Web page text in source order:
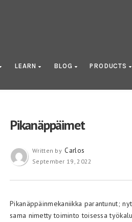
LEARN BLOG PRODUCTS
Pikanäppäimet
Written by Carlos
September 19, 2022
Pikanäppäinmekaniikka parantunut;
sama nimetty toiminto toisessa